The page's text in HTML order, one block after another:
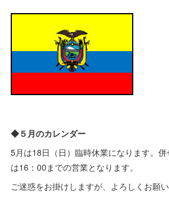
◆５月のカレンダー
5月は18日（日）臨時休業になります。併
は16：00までの営業となります。
ご迷惑をお掛けしますが、よろしくお願い